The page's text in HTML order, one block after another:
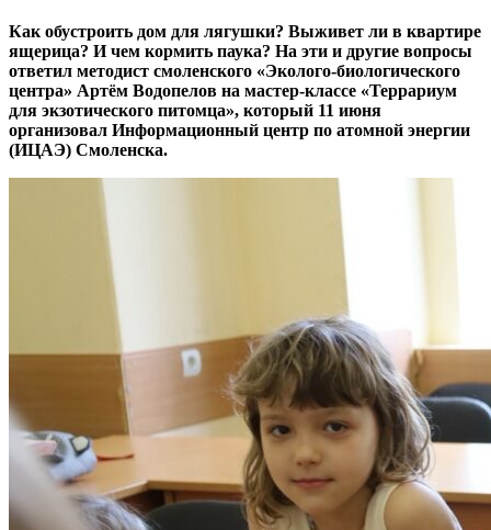
Как обустроить дом для лягушки? Выживет ли в квартире
ящерица? И чем кормить паука? На эти и другие вопросы
ответил методист смоленского «Эколого-биологического
центра» Артём Водопелов на мастер-классе «Террариум
для экзотического питомца», который 11 июня
организовал Информационный центр по атомной энергии
(ИЦАЭ) Смоленска.